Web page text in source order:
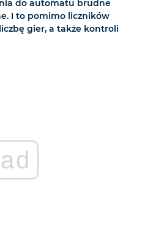
do automatu brudne
I to pomimo liczników
gier, a także kontroli
ad